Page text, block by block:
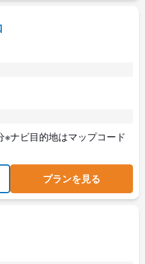
※ナビ目的地はマップコード
プランを見る